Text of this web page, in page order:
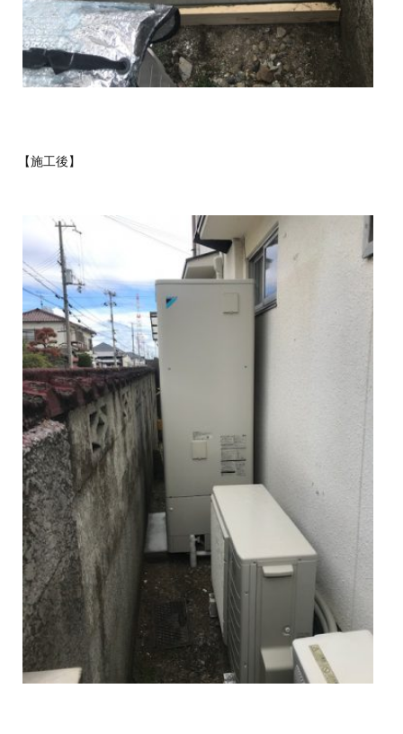
【施工後】